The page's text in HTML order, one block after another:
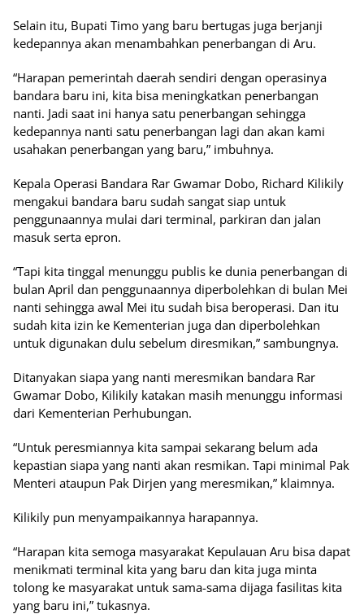
Selain itu, Bupati Timo yang baru bertugas juga berjanji
kedepannya akan menambahkan penerbangan di Aru.
“Harapan pemerintah daerah sendiri dengan operasinya
bandara baru ini, kita bisa meningkatkan penerbangan
nanti. Jadi saat ini hanya satu penerbangan sehingga
kedepannya nanti satu penerbangan lagi dan akan kami
usahakan penerbangan yang baru,” imbuhnya.
Kepala Operasi Bandara Rar Gwamar Dobo, Richard Kilikily
mengakui bandara baru sudah sangat siap untuk
penggunaannya mulai dari terminal, parkiran dan jalan
masuk serta epron.
“Tapi kita tinggal menunggu publis ke dunia penerbangan di
bulan April dan penggunaannya diperbolehkan di bulan Mei
nanti sehingga awal Mei itu sudah bisa beroperasi. Dan itu
sudah kita izin ke Kementerian juga dan diperbolehkan
untuk digunakan dulu sebelum diresmikan,” sambungnya.
Ditanyakan siapa yang nanti meresmikan bandara Rar
Gwamar Dobo, Kilikily katakan masih menunggu informasi
dari Kementerian Perhubungan.
“Untuk peresmiannya kita sampai sekarang belum ada
kepastian siapa yang nanti akan resmikan. Tapi minimal Pak
Menteri ataupun Pak Dirjen yang meresmikan,” klaimnya.
Kilikily pun menyampaikannya harapannya.
“Harapan kita semoga masyarakat Kepulauan Aru bisa dapat
menikmati terminal kita yang baru dan kita juga minta
tolong ke masyarakat untuk sama-sama dijaga fasilitas kita
yang baru ini,” tukasnya.